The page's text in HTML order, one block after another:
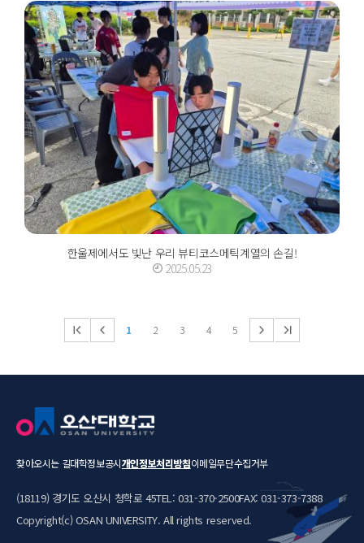
한울제에서도 빛난 우리 뷰티코스메틱계열의 손길!
2025.05.23
1 2 3 4 5
찾아오시는 길대학정보공시개인정보처리방침이메일무단수집거부
(18119) 경기도 오산시 청학로 45TEL: 031-370-2500FAX: 031-373-7388
Copyright(c) OSAN UNIVERSITY. All rights reserved.